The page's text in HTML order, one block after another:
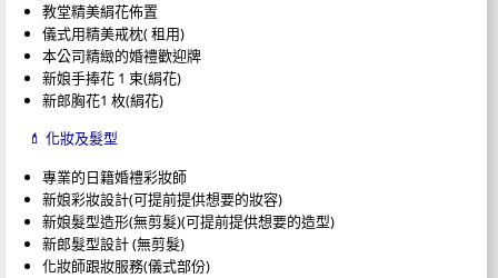
教堂精美絹花佈置
儀式用精美戒枕( 租用)
本公司精緻的婚禮歡迎牌
新娘手捧花 1 束(絹花)
新郎胸花1 枚(絹花)
💄 化妝及髮型
專業的日籍婚禮彩妝師
新娘彩妝設計(可提前提供想要的妝容)
新娘髮型造形(無剪髮)(可提前提供想要的造型)
新郎髮型設計 (無剪髮)
化妝師跟妝服務(儀式部份)